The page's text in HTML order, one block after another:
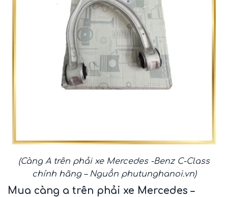
(Càng A trên phải xe Mercedes -Benz C-Class
chính hãng – Nguồn phutunghanoi.vn)
Mua càng a trên phải xe Mercedes –